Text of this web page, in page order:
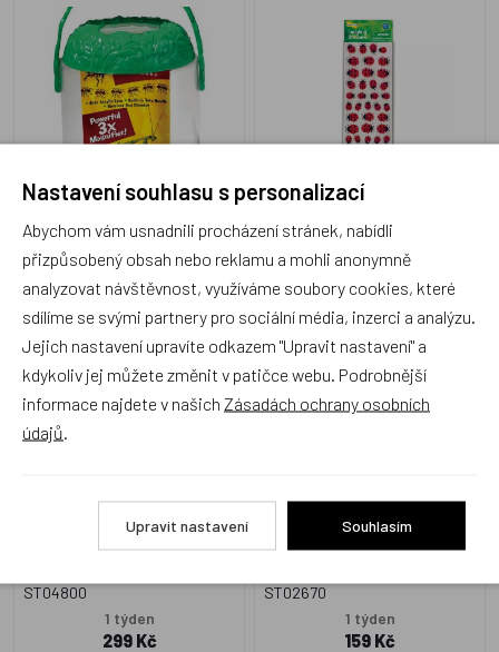
ST05180
249 Kč
ST06030
79 Kč
Insect Lore Motýlí křídla na
ZÁDA
ST04800
1 týden
299 Kč
Malá síťka na hmyz
ST02670
1 týden
159 Kč
Nastavení souhlasu s personalizací
Abychom vám usnadnili procházení stránek, nabídli
přizpůsobený obsah nebo reklamu a mohli anonymně
analyzovat návštěvnost, využíváme soubory cookies, které
sdílíme se svými partnery pro sociální média, inzerci a analýzu.
Jejich nastavení upravíte odkazem "Upravit nastavení" a
kdykoliv jej můžete změnit v patičce webu. Podrobnější
informace najdete v našich Zásadách ochrany osobních
údajů
Upravit nastavení Souhlasím